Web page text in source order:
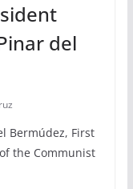
del
Bermúdez, First
the Communist